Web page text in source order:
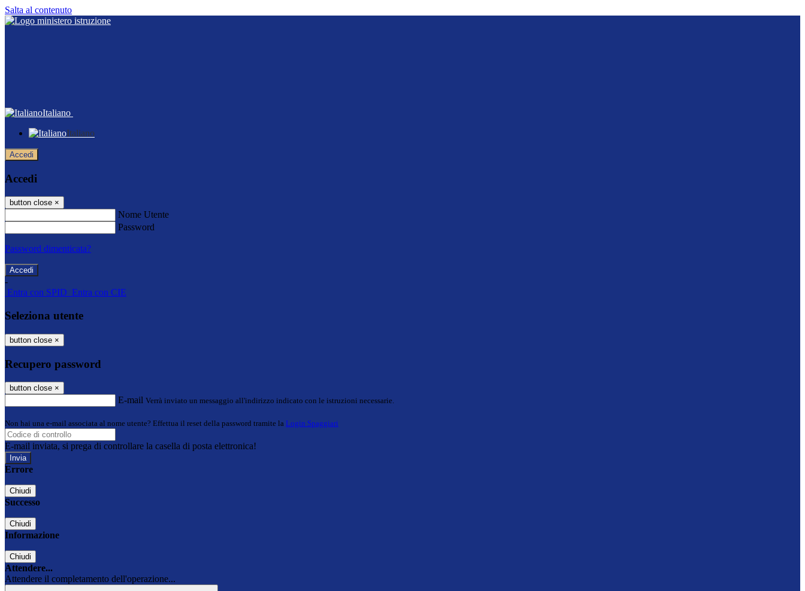
Salta al contenuto
Italiano
Italiano
Accedi
Accedi
button close ×
Nome Utente
Password
Password dimenticata?
-
Entra con SPID Entra con CIE
Seleziona utente
button close ×
Recupero password
button close ×
E-mail Verrà inviato un messaggio all'indirizzo indicato con le istruzioni necessarie.
Non hai una e-mail associata al nome utente? Effettua il reset della password tramite la Login Spaggiari
E-mail inviata, si prega di controllare la casella di posta elettronica!
Errore
Chiudi
Successo
Chiudi
Informazione
Chiudi
Attendere...
Attendere il completamento dell'operazione...